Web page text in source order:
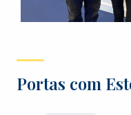
Portas com